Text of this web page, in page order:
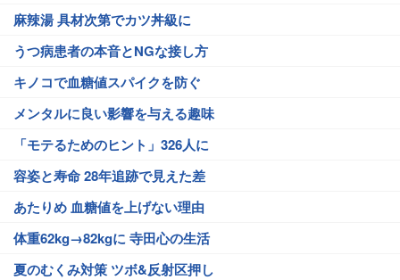
麻辣湯 具材次第でカツ丼級に
うつ病患者の本音とNGな接し方
キノコで血糖値スパイクを防ぐ
メンタルに良い影響を与える趣味
「モテるためのヒント」326人に
容姿と寿命 28年追跡で見えた差
あたりめ 血糖値を上げない理由
体重62kg→82kgに 寺田心の生活
夏のむくみ対策 ツボ&反射区押し